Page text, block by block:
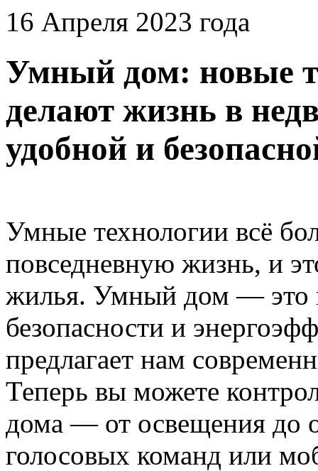
16 Апреля 2023 года
Умный дом: новые
делают жизнь в
удобной и
Умные технологии всё
повседневную жизнь, и
жилья. Умный дом — это
безопасности и
предлагает нам
Теперь вы можете
дома — от освещения
голосовых команд или